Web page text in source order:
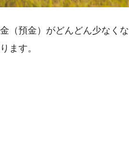
（預金）がどんどん少なくな
ます。